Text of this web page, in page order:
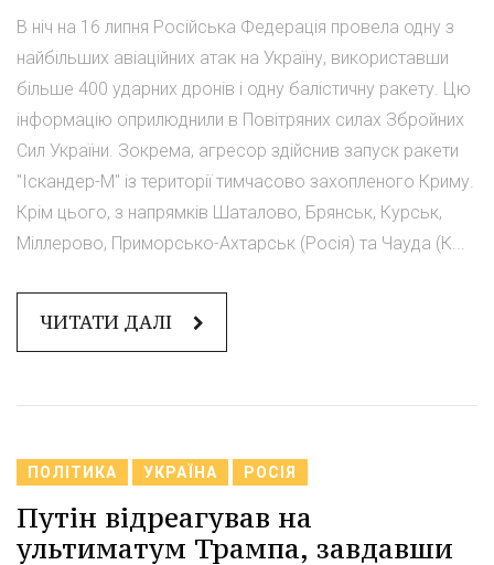
В ніч на 16 липня Російська Федерація провела одну з
найбільших авіаційних атак на Україну, використавши
більше 400 ударних дронів і одну балістичну ракету. Цю
інформацію оприлюднили в Повітряних силах Збройних
Сил України. Зокрема, агресор здійснив запуск ракети
"Іскандер-М" із території тимчасово захопленого Криму.
Крім цього, з напрямків Шаталово, Брянськ, Курськ,
Міллерово, Приморсько-Ахтарськ (Росія) та Чауда (К...
ЧИТАТИ ДАЛІ
ПОЛІТИКА УКРАЇНА РОСІЯ
Путін відреагував на
ультиматум Трампа, завдавши